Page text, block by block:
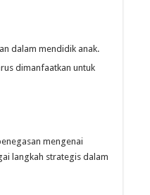
dalam mendidik anak.
dimanfaatkan untuk
mengenai
langkah strategis dalam